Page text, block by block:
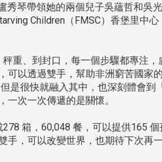
秀琴帶領她的兩個兒子吳蘊哲和吳
Children（FMSC）香堡里中
重、到封口，每一個步驟都專注，
可以透過雙手，幫助非洲窮苦國家
是很快就融入其中，也深刻體會到
次一次傳遞的是關懷。
箱，60,048 餐，可以提供165
，可以改變世界，也期待下次再一
焦點
執行長武士戎上
頭版 熱
淡江大學董
董事